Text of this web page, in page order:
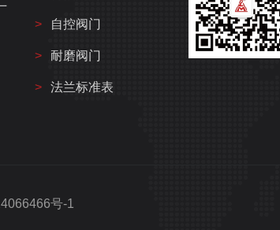
自控阀门
耐磨阀门
法兰标准表
号-1